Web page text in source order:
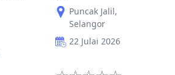
Puncak Jalil,
Selangor
22 Julai 2026